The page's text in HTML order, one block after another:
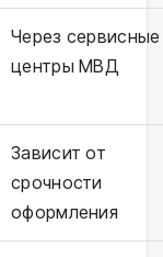
Через сервисные
центры МВД
Зависит от
срочности
оформления